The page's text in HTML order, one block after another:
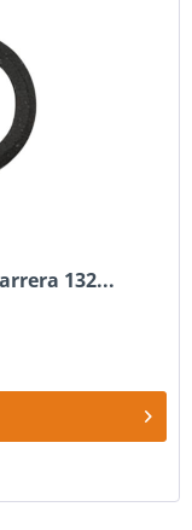
132...